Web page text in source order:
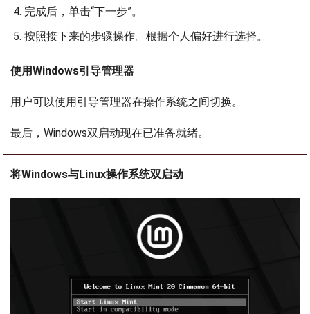
完成后，单击“下一步”。
按照接下来的步骤操作。根据个人偏好进行选择。
使用Windows引导管理器
用户可以使用引导管理器在操作系统之间切换。
最后，Windows双启动现在已准备就绪。
将Windows与Linux操作系统双启动